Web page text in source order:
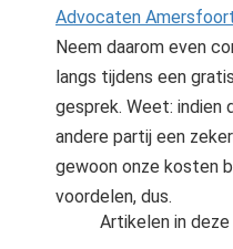
Advocaten
Neem daarom even
langs tijdens een
gesprek. Weet: indien
andere partij een
gewoon onze kosten
voordelen, dus.
Artikelen in